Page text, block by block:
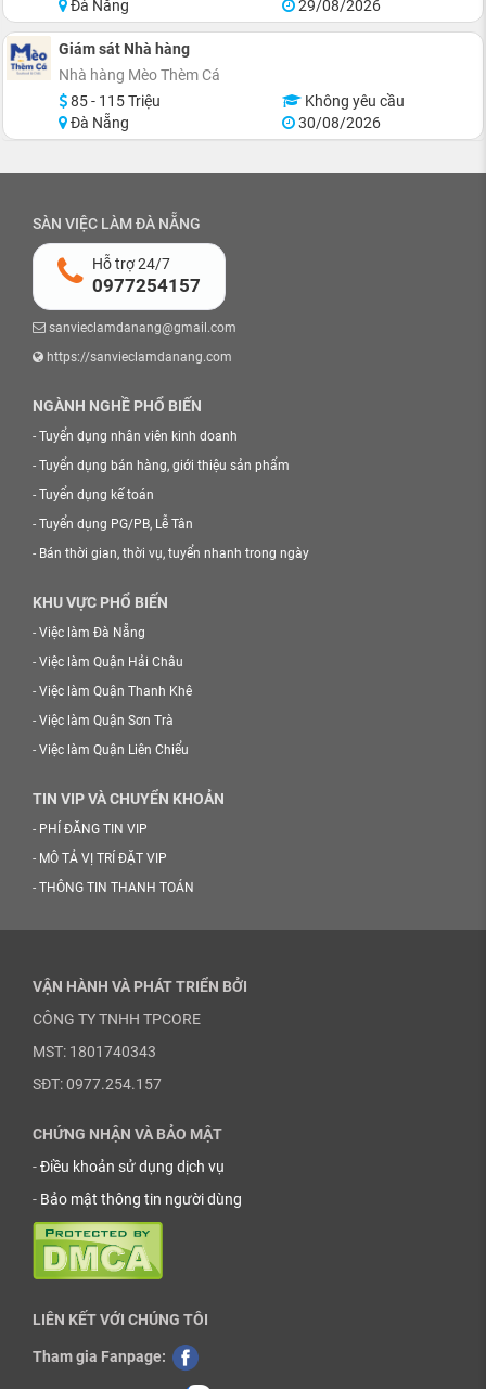
Đà Nẵng
29/08/2026
Giám sát Nhà hàng
Nhà hàng Mèo Thèm Cá
85 - 115 Triệu
Không yêu cầu
Đà Nẵng
30/08/2026
SÀN VIỆC LÀM ĐÀ NẴNG
Hỗ trợ 24/7
0977254157
sanvieclamdanang@gmail.com
https://sanvieclamdanang.com
NGÀNH NGHỀ PHỔ BIẾN
- Tuyển dụng nhân viên kinh doanh
- Tuyển dụng bán hàng, giới thiệu sản phẩm
- Tuyển dụng kế toán
- Tuyển dụng PG/PB, Lễ Tân
- Bán thời gian, thời vụ, tuyển nhanh trong ngày
KHU VỰC PHỔ BIẾN
- Việc làm Đà Nẵng
- Việc làm Quận Hải Châu
- Việc làm Quận Thanh Khê
- Việc làm Quận Sơn Trà
- Việc làm Quận Liên Chiểu
TIN VIP VÀ CHUYỂN KHOẢN
- PHÍ ĐĂNG TIN VIP
- MÔ TẢ VỊ TRÍ ĐẶT VIP
- THÔNG TIN THANH TOÁN
VẬN HÀNH VÀ PHÁT TRIỂN BỞI
CÔNG TY TNHH TPCORE
MST: 1801740343
SĐT: 0977.254.157
CHỨNG NHẬN VÀ BẢO MẬT
-Điều khoản sử dụng dịch vụ
- Bảo mật thông tin người dùng
LIÊN KẾT VỚI CHÚNG TÔI
Tham gia Fanpage: